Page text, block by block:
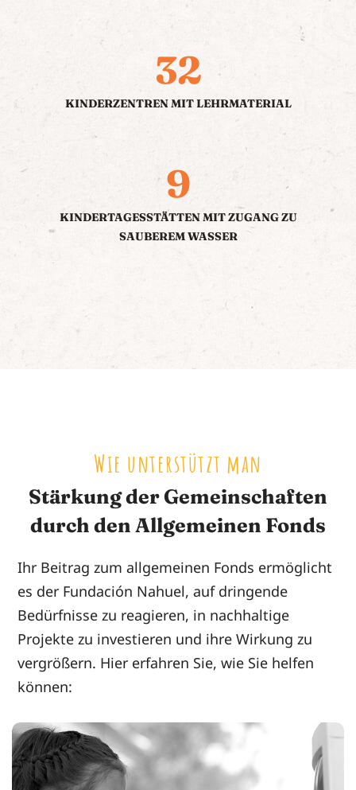
32
KINDERZENTREN MIT LEHRMATERIAL
9
KINDERTAGESSTÄTTEN MIT ZUGANG ZU
SAUBEREM WASSER
Wie unterstützt man
Stärkung der Gemeinschaften
durch den Allgemeinen Fonds
Ihr Beitrag zum allgemeinen Fonds ermöglicht
es der Fundación Nahuel, auf dringende
Bedürfnisse zu reagieren, in nachhaltige
Projekte zu investieren und ihre Wirkung zu
vergrößern. Hier erfahren Sie, wie Sie helfen
können: